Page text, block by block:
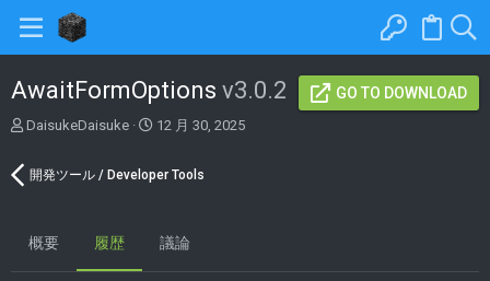
AwaitFormOptions v3.0.2 GO TO DOWNLOAD
著
DaisukeDaisuke
C
a
o
12 月 30, 2025
開発ツール / Developer Tools
概要 履歴 議論